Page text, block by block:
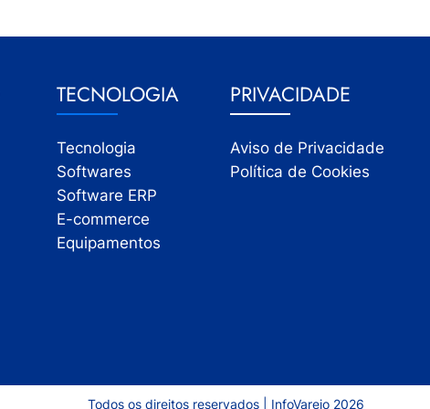
TECNOLOGIA
Tecnologia
Softwares
Software ERP
E-commerce
Equipamentos
PRIVACIDADE
Aviso de Privacidade
Política de Cookies
Todos os direitos reservados | InfoVarejo 2026